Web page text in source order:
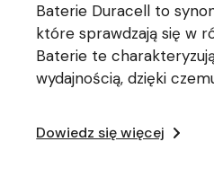
Baterie Duracell to
które sprawdzają się w
Baterie te
wydajnością, dzięki
Dowiedz się więcej